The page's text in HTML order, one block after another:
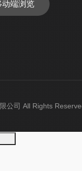
动端浏览
公司 All Rights